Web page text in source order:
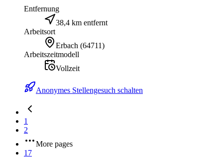
Entfernung
38,4 km entfernt
Arbeitsort
Erbach (64711)
Arbeitszeitmodell
Vollzeit
Anonymes Stellengesuch schalten
1
2
More pages
17